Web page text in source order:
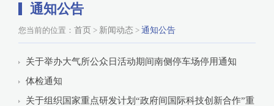
通知公告
您当前的位置： 首页 > 新闻动态 > 通知公告
关于举办大气所公众日活动期间南侧停车场停用通知
体检通知
关于组织国家重点研发计划“政府间国际科技创新合作”重